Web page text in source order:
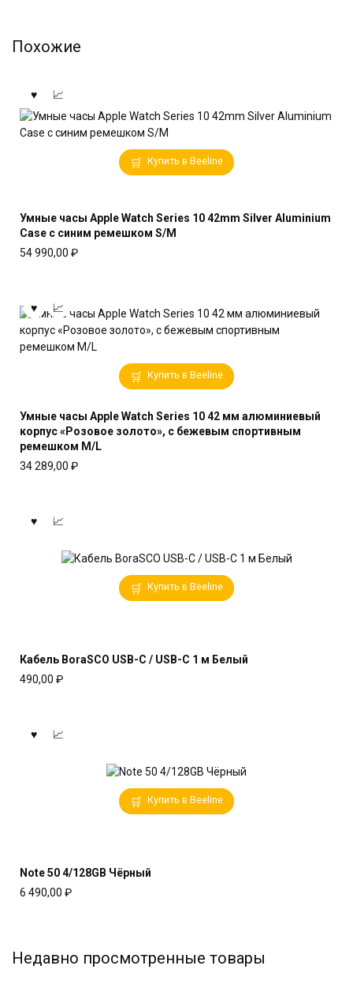
Похожие
Купить в Beeline
Умные часы Apple Watch Series 10 42mm Silver Aluminium
Case с синим ремешком S/M
54 990,00 ₽
Купить в Beeline
Умные часы Apple Watch Series 10 42 мм алюминиевый
корпус «Розовое золото», с бежевым спортивным
ремешком M/L
34 289,00 ₽
Купить в Beeline
Кабель BoraSCO USB-C / USB-C 1 м Белый
490,00 ₽
Купить в Beeline
Note 50 4/128GB Чёрный
6 490,00 ₽
Недавно просмотренные товары